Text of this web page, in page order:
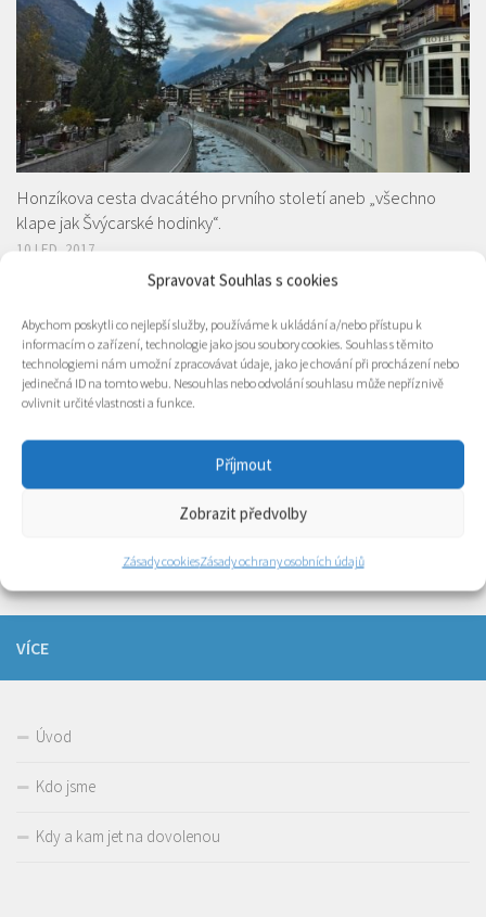
Spravovat Souhlas s cookies
Abychom poskytli co nejlepší služby, používáme k ukládání a/nebo přístupu k
informacím o zařízení, technologie jako jsou soubory cookies. Souhlas s těmito
technologiemi nám umožní zpracovávat údaje, jako je chování při procházení nebo
jedinečná ID na tomto webu. Nesouhlas nebo odvolání souhlasu může nepříznivě
ovlivnit určité vlastnosti a funkce.
Příjmout
Zobrazit předvolby
Zásady cookiesZásady ochrany osobních údajů
Honzíkova cesta dvacátého prvního století aneb „všechno
klape jak Švýcarské hodinky“.
10 LED, 2017
Nekonečná krása Thajska – exotické Koh Samui
VÍCE
Úvod
Kdo jsme
Kdy a kam jet na dovolenou